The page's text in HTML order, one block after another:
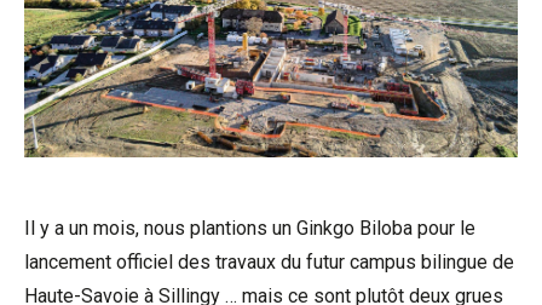
Il y a un mois, nous plantions un Ginkgo Biloba pour le
lancement officiel des travaux du futur campus bilingue de
Haute-Savoie à Sillingy … mais ce sont plutôt deux grues